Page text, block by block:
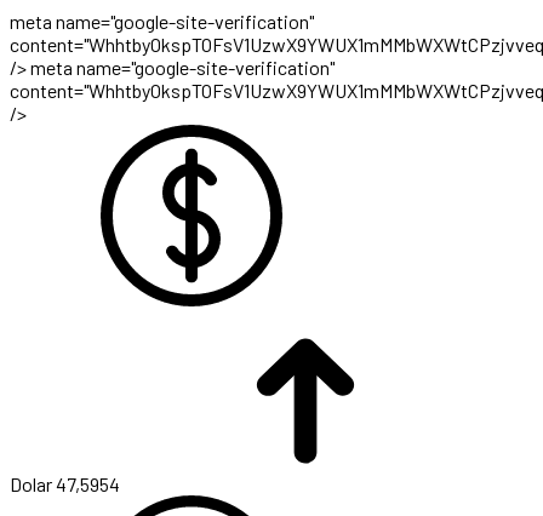
meta name="google-site-verification"
/>meta name="google-site-verification"
/>
Dolar47,5954